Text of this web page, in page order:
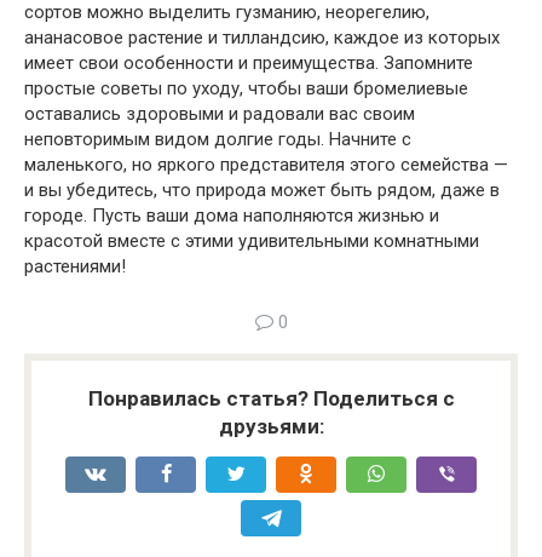
сортов можно выделить гузманию, неорегелию,
ананасовое растение и тилландсию, каждое из которых
имеет свои особенности и преимущества. Запомните
простые советы по уходу, чтобы ваши бромелиевые
оставались здоровыми и радовали вас своим
неповторимым видом долгие годы. Начните с
маленького, но яркого представителя этого семейства —
и вы убедитесь, что природа может быть рядом, даже в
городе. Пусть ваши дома наполняются жизнью и
красотой вместе с этими удивительными комнатными
растениями!
0
Понравилась статья? Поделиться с
друзьями: